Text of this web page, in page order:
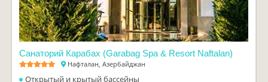
Санаторий Карабах (Garabag Spa & Resort Naftalan)
Нафталан, Азербайджан
Открытый и крытый бассейны